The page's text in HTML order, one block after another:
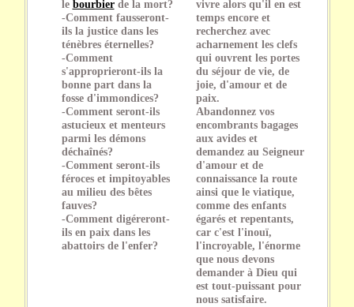
le bourbierde la mort?
-Comment fausseront-
ils la justice dans les
ténèbres éternelles?
-Comment
s'approprieront-ils la
bonne part dans la
fosse d'immondices?
-Comment seront-ils
astucieux et menteurs
parmi les démons
déchaînés?
-Comment seront-ils
féroces et impitoyables
au milieu des bêtes
fauves?
-Comment digéreront-
ils en paix dans les
abattoirs de l'enfer?
vivre alors qu'il en est
temps encore et
recherchez avec
acharnement les clefs
qui ouvrent les portes
du séjour de vie, de
joie, d'amour et de
paix.
Abandonnez vos
encombrants bagages
aux avides et
demandez au Seigneur
d'amour et de
connaissance la route
ainsi que le viatique,
comme des enfants
égarés et repentants,
car c'est l'inouï,
l'incroyable, l'énorme
que nous devons
demander à Dieu qui
est tout-puissant pour
nous satisfaire.